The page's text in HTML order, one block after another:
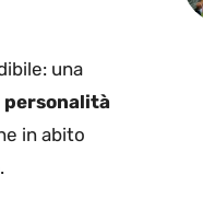
una
personalità
in abito